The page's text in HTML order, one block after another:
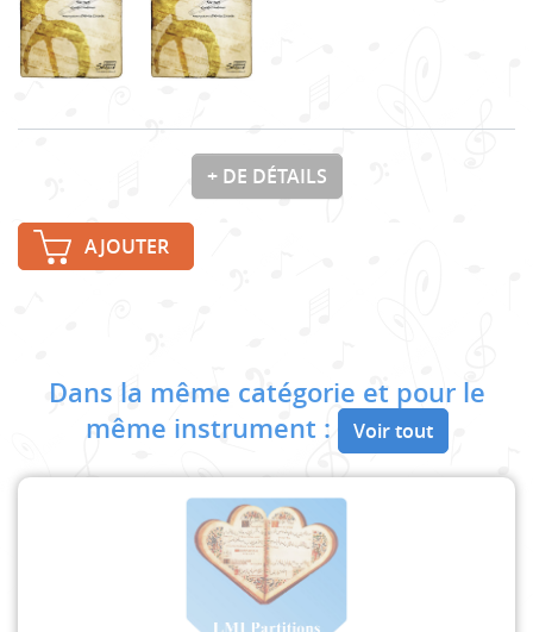
+ DE DÉTAILS
AJOUTER
Dans la même catégorie et pour le
même instrument :
Voir tout